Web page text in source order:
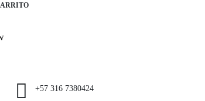
+57 316 7380424